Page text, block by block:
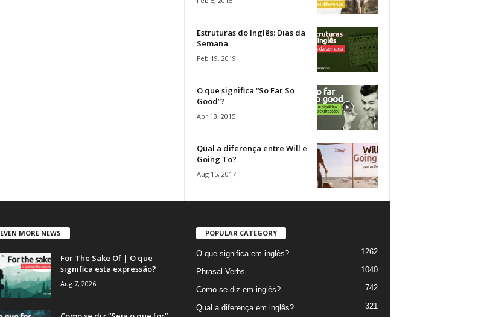
Estruturas do Inglês: Dias da
Semana
Feb 19, 2019
O que significa “So Far So
Good”?
Apr 13, 2015
Qual a diferença entre Will e
Going To?
Aug 15, 2017
EVEN MORE NEWS
For The Sake Of | O que
significa esta expressão?
Aug 7, 2026
POPULAR CATEGORY
O que significa em inglês? 1262
Phrasal Verbs 1040
Como se diz em inglês? 742
Qual a diferença em inglês? 321